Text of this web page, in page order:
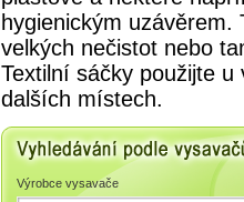
hygienickým
velkých nečistot nebo
Textilní sáčky použijte
dalších místech.
Vyhledávání podle
Výrobce vysavače